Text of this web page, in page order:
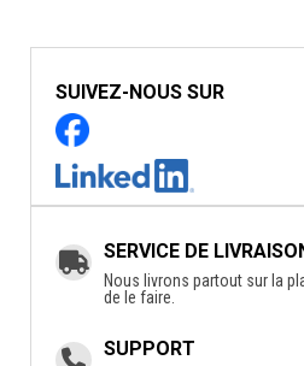
SUIVEZ-NOUS SUR
SERVICE DE
Nous livrons partout sur la
de le faire.
SUPPORT